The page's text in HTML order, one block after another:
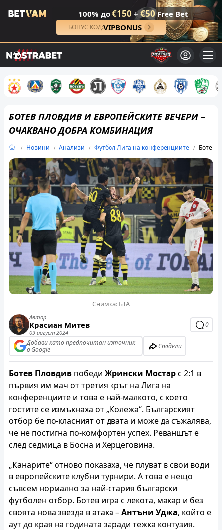
100% до €150 + €50Free Bet
БОНУС КОД:VIPBONUS
БОТЕВ ПЛОВДИВ И ЕВРОПЕЙСКИТЕ ВЕЧЕРИ –
ОЧАКВАНО ДОБРА КОМБИНАЦИЯ
Новини Анализи Футбол Лига на конференциите Ботев
Снимка: БТА
Автор
Красиан Митев
09 август 2024
0
Добави като предпочитан източник
в Google
Сподели
Ботев Пловдив победи Жрински Мостарс 2:1 в
първия им мач от третия кръг на Лига на
конференциите и това е най-малкото, с което
гостите се измъкнаха от „Колежа“. Българският
отбор бе по-класният от двата и може да съжалява,
че не постигна по-комфортен успех. Реваншът е
след седмица в Босна и Херцеговина.
„Канарите“ отново показаха, че плуват в свои води
в европейските клубни турнири. А това е нещо
съвсем нормално за най-стария български
футболен отбор. Ботев игра с лекота, макар и без
своята нова звезда в атака –Антъни Уджа, който е
аут до края на годината заради тежка контузия.